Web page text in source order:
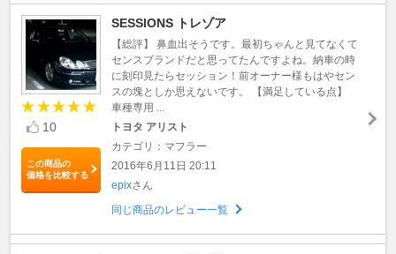
10
この商品の
価格を比較する
SESSIONS トレゾア
【総評】 鼻血出そうです。最初ちゃんと見てなくて
センスブランドだと思ってたんですよね。納車の時
に刻印見たらセッション！前オーナー様もはやセン
スの塊としか思えないです。 【満足している点】
車種専用 ...
トヨタ アリスト
カテゴリ：マフラー
2016年6月11日 20:11
epixさん
同じ商品のレビュー一覧